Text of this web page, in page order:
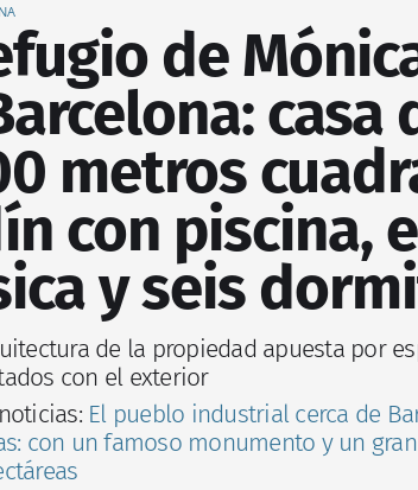
de
casa
metros
con piscina,
y seis
de la propiedad apuesta por
con el exterior
El pueblo industrial cerca de
con un famoso monumento y un